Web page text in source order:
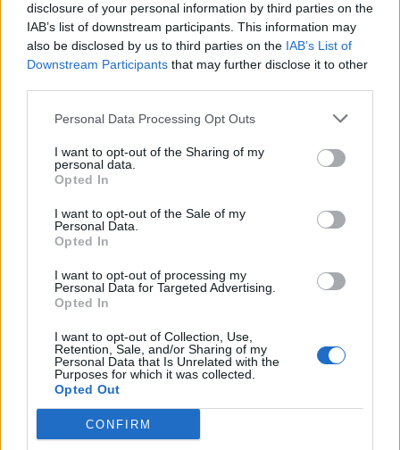
disclosure of your personal information by third parties on the
IAB’s list of downstream participants. This information may
also be disclosed by us to third parties on the IAB’s List of
Downstream Participants that may further disclose it to other
Personal Data Processing Opt Outs
I want to opt-out of the Sharing of my
personal data.
Opted In
I want to opt-out of the Sale of my
Personal Data.
Opted In
I want to opt-out of processing my
Personal Data for Targeted Advertising.
Opted In
I want to opt-out of Collection, Use,
Retention, Sale, and/or Sharing of my
Personal Data that Is Unrelated with the
Purposes for which it was collected.
Opted Out
CONFIRM